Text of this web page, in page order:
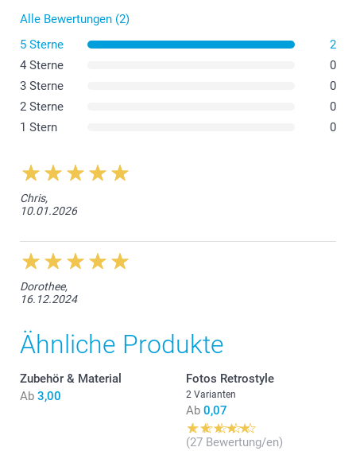
Alle Bewertungen (2)
5 Sterne
2
4 Sterne
0
3 Sterne
0
2 Sterne
0
1 Stern
0
Chris,
10.01.2026
Dorothee,
16.12.2024
Ähnliche Produkte
Zubehör & Material
Ab 3,00
Fotos Retrostyle
2 Varianten
Ab 0,07
(27 Bewertung/en)